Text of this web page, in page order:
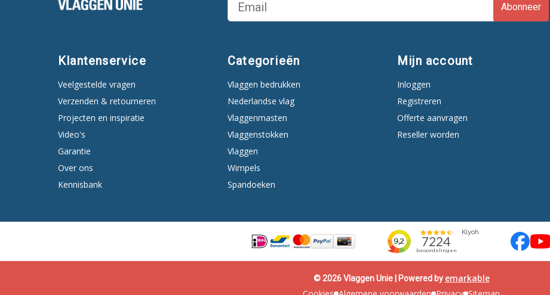
Abonneer
Klantenservice
Veelgestelde vragen
Verzenden & retourneren
Projecten en inspiratie
Video's
Garantie
Over ons
Kennisbank
Categorieën
Vlaggen bedrukken
Nederlandse vlag
Vlaggenmasten
Vlaggenstokken
Vlaggen
Wimpels
Spandoeken
Mijn account
Inloggen
Registreren
Offerte aanvragen
Reseller worden
© 2026 Vlaggen Unie | Powered by emarkable